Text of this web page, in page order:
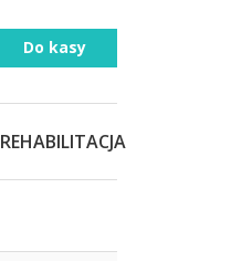
Do kasy
REHABILITACJA